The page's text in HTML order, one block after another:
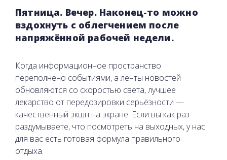
Пятница. Вечер. Наконец-то можно
вздохнуть с облегчением после
напряжённой рабочей недели.
Когда информационное пространство
переполнено событиями, а ленты новостей
обновляются со скоростью света, лучшее
лекарство от передозировки серьёзности —
качественный экшн на экране. Если вы как раз
раздумываете, что посмотреть на выходных, у нас
для вас есть готовая формула правильного
отдыха.